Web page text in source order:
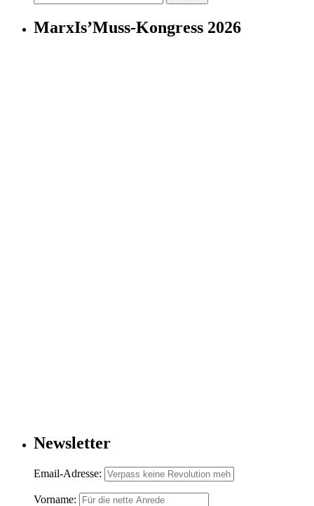
nach:
MarxIs’Muss-Kongress 2026
Newsletter
Email-Adresse:
Vorname: